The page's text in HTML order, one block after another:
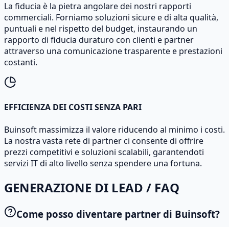
La fiducia è la pietra angolare dei nostri rapporti
commerciali. Forniamo soluzioni sicure e di alta qualità,
puntuali e nel rispetto del budget, instaurando un
rapporto di fiducia duraturo con clienti e partner
attraverso una comunicazione trasparente e prestazioni
costanti.
EFFICIENZA DEI COSTI SENZA PARI
Buinsoft massimizza il valore riducendo al minimo i costi.
La nostra vasta rete di partner ci consente di offrire
prezzi competitivi e soluzioni scalabili, garantendoti
servizi IT di alto livello senza spendere una fortuna.
GENERAZIONE DI LEAD / FAQ
Come posso diventare partner di Buinsoft?